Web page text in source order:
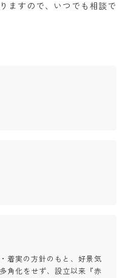
ますので、いつでも相談で
着実の方針のもと、好景気
角化をせず、設立以来『赤